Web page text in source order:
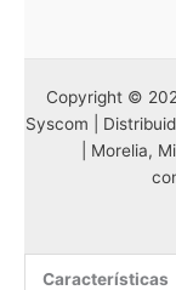
Copyright ©
Syscom |
| Morelia,
Características